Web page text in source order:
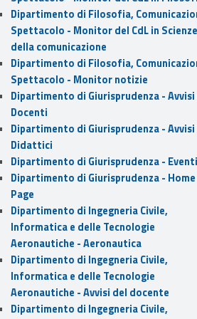
Dipartimento di Filosofia,
Spettacolo - Monitor del CdL in Scienze
della comunicazione
Dipartimento di Filosofia,
Spettacolo - Monitor notizie
Dipartimento di Giurisprudenza -
Docenti
Dipartimento di Giurisprudenza - Avvisi
Didattici
Dipartimento di Giurisprudenza - Eventi
Dipartimento di Giurisprudenza - Home
Page
Dipartimento di Ingegneria Civile,
Informatica e delle Tecnologie
Aeronautiche - Aeronautica
Dipartimento di Ingegneria Civile,
Informatica e delle Tecnologie
Aeronautiche - Avvisi del docente
Dipartimento di Ingegneria Civile,